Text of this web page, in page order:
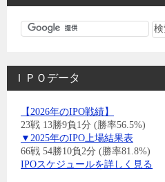
ＩＰＯデータ
【2026年のIPO戦績】
23戦 13勝9負1分 (勝率56.5%)
▼2025年のIPO上場結果表
66戦 54勝10負2分 (勝率81.8%)
IPOスケジュールを詳しく見る